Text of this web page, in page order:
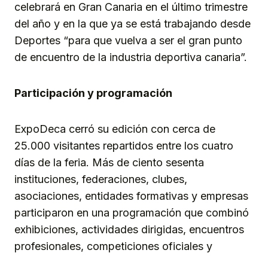
celebrará en Gran Canaria en el último trimestre
del año y en la que ya se está trabajando desde
Deportes “para que vuelva a ser el gran punto
de encuentro de la industria deportiva canaria”.
Participación y programación
ExpoDeca cerró su edición con cerca de
25.000 visitantes repartidos entre los cuatro
días de la feria. Más de ciento sesenta
instituciones, federaciones, clubes,
asociaciones, entidades formativas y empresas
participaron en una programación que combinó
exhibiciones, actividades dirigidas, encuentros
profesionales, competiciones oficiales y